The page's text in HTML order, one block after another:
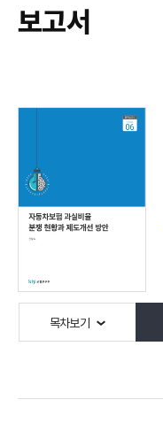
CEO Brief
영상자료
보고서
목차보기